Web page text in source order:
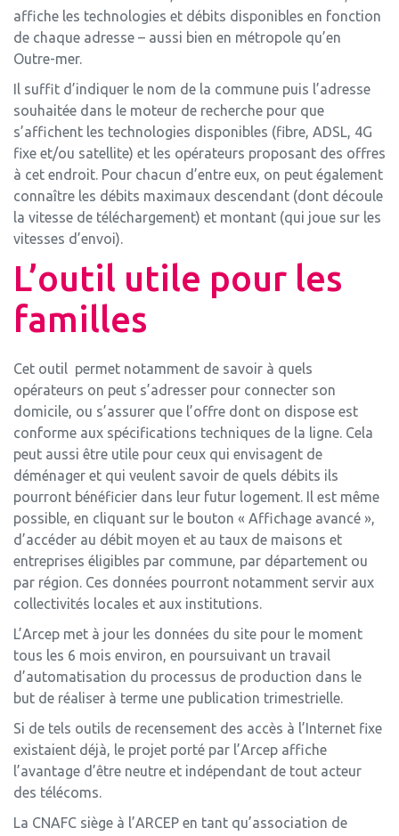
affiche les technologies et débits disponibles en fonction
de chaque adresse – aussi bien en métropole qu’en
Outre-mer.
Il suffit d’indiquer le nom de la commune puis l’adresse
souhaitée dans le moteur de recherche pour que
s’affichent les technologies disponibles (fibre, ADSL, 4G
fixe et/ou satellite) et les opérateurs proposant des offres
à cet endroit. Pour chacun d’entre eux, on peut également
connaître les débits maximaux descendant (dont découle
la vitesse de téléchargement) et montant (qui joue sur les
vitesses d’envoi).
L’outil utile pour les
familles
Cet outil permet notamment de savoir à quels
opérateurs on peut s’adresser pour connecter son
domicile, ou s’assurer que l’offre dont on dispose est
conforme aux spécifications techniques de la ligne. Cela
peut aussi être utile pour ceux qui envisagent de
déménager et qui veulent savoir de quels débits ils
pourront bénéficier dans leur futur logement. Il est même
possible, en cliquant sur le bouton « Affichage avancé »,
d’accéder au débit moyen et au taux de maisons et
entreprises éligibles par commune, par département ou
par région. Ces données pourront notamment servir aux
collectivités locales et aux institutions.
L’Arcep met à jour les données du site pour le moment
tous les 6 mois environ, en poursuivant un travail
d’automatisation du processus de production dans le
but de réaliser à terme une publication trimestrielle.
Si de tels outils de recensement des accès à l’Internet fixe
existaient déjà, le projet porté par l’Arcep affiche
l’avantage d’être neutre et indépendant de tout acteur
des télécoms.
La CNAFC siège à l’ARCEP en tant qu’association de